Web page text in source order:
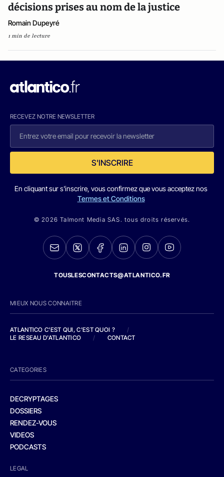
décisions prises au nom de la justice
Romain Dupeyré
1 min de lecture
RECEVEZ NOTRE NEWSLETTER
S'INSCRIRE
En cliquant sur s'inscrire, vous confirmez que vous acceptez nos
Termes et Conditions
© 2026 Talmont Media SAS. tous droits réservés.
TOUSLESCONTACTS@ATLANTICO.FR
MIEUX NOUS CONNAITRE
ATLANTICO C'EST QUI, C'EST QUOI ?
/
LE RESEAU D'ATLANTICO
/ CONTACT
CATEGORIES
DECRYPTAGES
DOSSIERS
RENDEZ-VOUS
VIDEOS
PODCASTS
LEGAL